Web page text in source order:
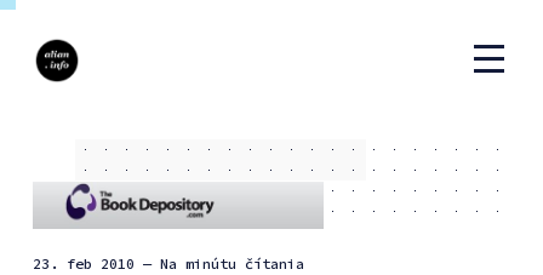
23. feb 2010 — Na minútu čítania